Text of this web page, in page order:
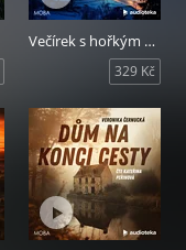
Večírek s hořkým koncem
329 Kč